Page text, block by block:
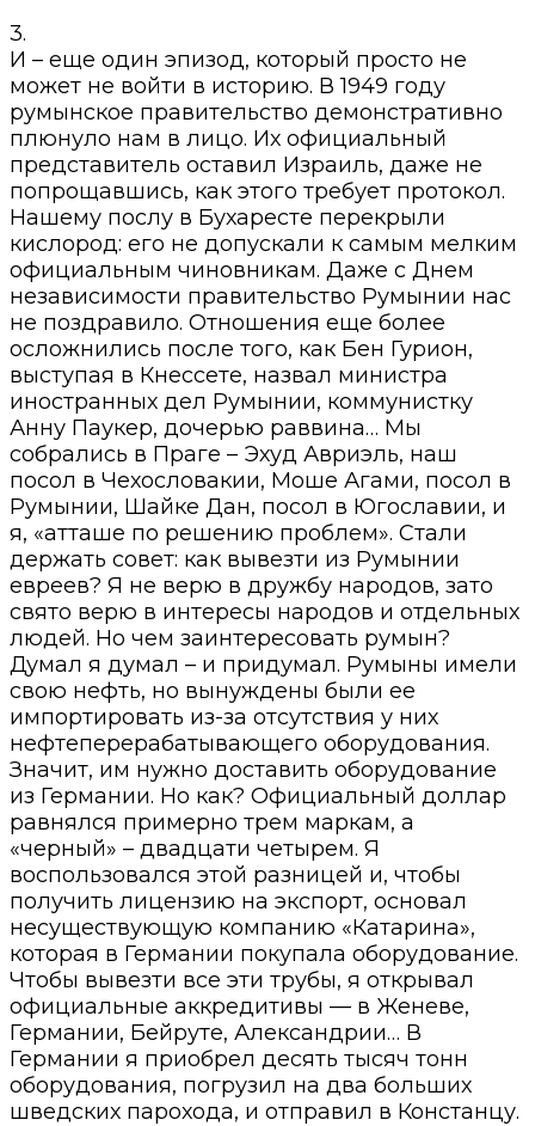
3.
И – еще один эпизод, который просто не
может не войти в историю. В 1949 году
румынское правительство демонстративно
плюнуло нам в лицо. Их официальный
представитель оставил Израиль, даже не
попрощавшись, как этого требует протокол.
Нашему послу в Бухаресте перекрыли
кислород: его не допускали к самым мелким
официальным чиновникам. Даже с Днем
независимости правительство Румынии нас
не поздравило. Отношения еще более
осложнились после того, как Бен Гурион,
выступая в Кнессете, назвал министра
иностранных дел Румынии, коммунистку
Анну Паукер, дочерью раввина… Мы
собрались в Праге – Эхуд Авриэль, наш
посол в Чехословакии, Моше Агами, посол в
Румынии, Шайке Дан, посол в Югославии, и
я, «атташе по решению проблем». Стали
держать совет: как вывезти из Румынии
евреев? Я не верю в дружбу народов, зато
свято верю в интересы народов и отдельных
людей. Но чем заинтересовать румын?
Думал я думал – и придумал. Румыны имели
свою нефть, но вынуждены были ее
импортировать из-за отсутствия у них
нефтеперерабатывающего оборудования.
Значит, им нужно доставить оборудование
из Германии. Но как? Официальный доллар
равнялся примерно трем маркам, а
«черный» – двадцати четырем. Я
воспользовался этой разницей и, чтобы
получить лицензию на экспорт, основал
несуществующую компанию «Катарина»,
которая в Германии покупала оборудование.
Чтобы вывезти все эти трубы, я открывал
официальные аккредитивы — в Женеве,
Германии, Бейруте, Александрии… В
Германии я приобрел десять тысяч тонн
оборудования, погрузил на два больших
шведских парохода, и отправил в Констанцу.